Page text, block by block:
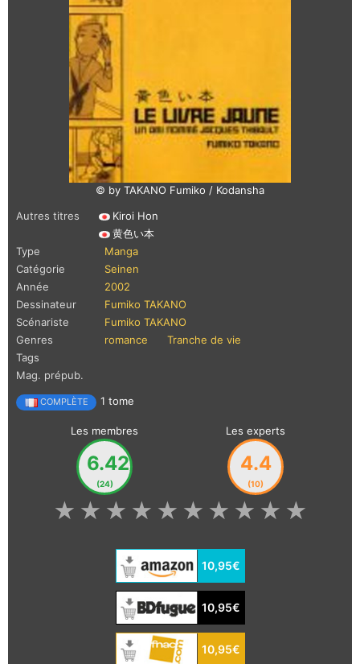
© by TAKANO Fumiko / Kodansha
Autres titres
Kiroi Hon
黄色い本
Type
Manga
Catégorie
Seinen
Année
2002
Dessinateur
Fumiko TAKANO
Scénariste
Fumiko TAKANO
Genres
romance
Tranche de vie
Tags
Mag. prépub.
COMPLÈTE 1 tome
Les membres
6.42
(24)
Les experts
4.4
(10)
★
★
★
★
★
★
★
★
★
★
10,95€
10,95€
10,95€